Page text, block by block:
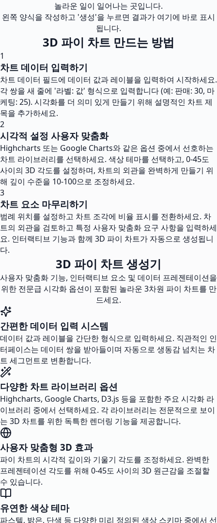
놀라운 일이 일어나는 곳입니다.
왼쪽 양식을 작성하고 '생성'을 누르면 결과가 여기에 바로 표시
됩니다.
3D 파이 차트 만드는 방법
1
차트 데이터 입력하기
차트 데이터 필드에 데이터 값과 레이블을 입력하여 시작하세요.
각 쌍을 새 줄에 '라벨: 값' 형식으로 입력합니다 (예: 판매: 30, 마
케팅: 25). 시각화를 더 의미 있게 만들기 위해 설명적인 차트 제
목을 추가하세요.
2
시각적 설정 사용자 맞춤화
Highcharts 또는 Google Charts와 같은 옵션 중에서 선호하는
차트 라이브러리를 선택하세요. 색상 테마를 선택하고, 0-45도
사이의 3D 각도를 설정하며, 차트의 외관을 완벽하게 만들기 위
해 깊이 수준을 10-100으로 조정하세요.
3
차트 요소 마무리하기
범례 위치를 설정하고 차트 조각에 비율 표시를 전환하세요. 차
트의 외관을 검토하고 특정 사용자 맞춤화 요구 사항을 입력하세
요. 인터랙티브 기능과 함께 3D 파이 차트가 자동으로 생성됩니
다.
3D 파이 차트 생성기
사용자 맞춤화 기능, 인터랙티브 요소 및 데이터 프레젠테이션을
위한 전문급 시각화 옵션이 포함된 놀라운 3차원 파이 차트를 만
드세요.
간편한 데이터 입력 시스템
데이터 값과 레이블을 간단한 형식으로 입력하세요. 직관적인 인
터페이스는 데이터 쌍을 받아들이며 자동으로 생동감 넘치는 차
트 세그먼트로 변환합니다.
다양한 차트 라이브러리 옵션
Highcharts, Google Charts, D3.js 등을 포함한 주요 시각화 라
이브러리 중에서 선택하세요. 각 라이브러리는 전문적으로 보이
는 3D 차트를 위한 독특한 렌더링 기능을 제공합니다.
사용자 맞춤형 3D 효과
파이 차트의 시각적 깊이와 기울기 각도를 조정하세요. 완벽한
프레젠테이션 각도를 위해 0-45도 사이의 3D 원근감을 조절할
수 있습니다.
유연한 색상 테마
파스텔, 밝은, 단색 등 다양한 미리 정의된 색상 스키마 중에서 선